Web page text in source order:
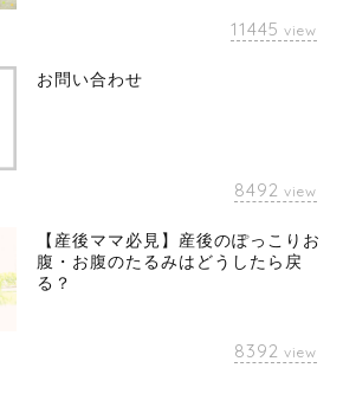
11445 view
お問い合わせ
8492 view
【産後ママ必見】産後のぽっこりお
腹・お腹のたるみはどうしたら戻
る？
8392 view